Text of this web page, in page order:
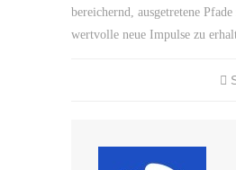
bereichernd, ausgetretene
wertvolle neue Impulse zu